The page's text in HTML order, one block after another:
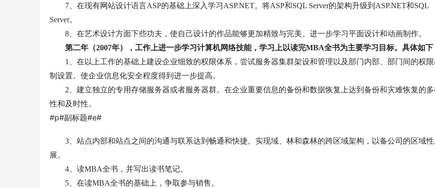
7 、在现有网站设计语言ASP的基础上深入学习ASP.NET。将ASP和SQL Server的架构升级到 ASP.NET和SQL
Server。
8 、在艺术设计方面下些功夫，使自己设计的作品能够更加精致与完美。进一步学习平面设计和动画制作。
第二年（2007年），工作上进一步学习计算机网络技能，学习上以读完MBA全书为主要学习目标。具体如下
1
、在以上工作的基础上建设企业细致的权限体系，尝试服务器集群架设和管理以及部门内部、部门间的权
制设置。使企业信息化安全程度得到进一步提高。
2 、建立独立的专用存储服务器或者服务器群。在企业重要信息的备份和数据恢复上达到备份和灾难恢复的
性和及时性。
#p#副标题#e#
3 、站点内部和站点之间的沟通与联系达到畅通和快捷。实现域、林和森林的跨区域架构，以备公司的区域
展。
4 、读MBA全书，并写出读书笔记。
5 、在读MBA全书的基础上，争取参与销售。